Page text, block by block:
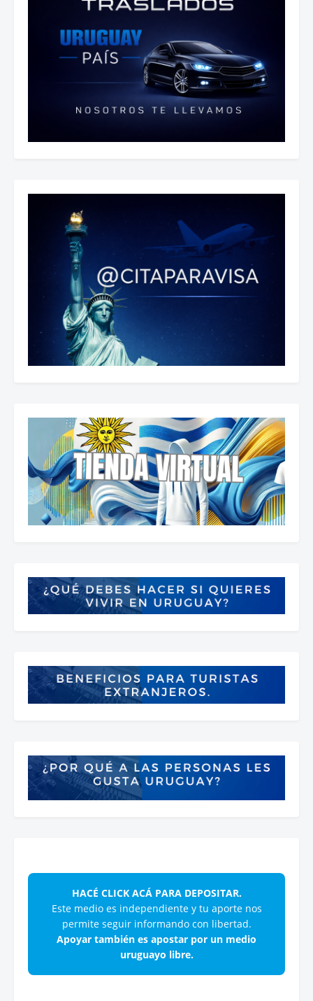
HACÉ CLICK ACÁ PARA DEPOSITAR.
Este medio es independiente y tu aporte nos
permite seguir informando con libertad.
Apoyar también es apostar por un medio
uruguayo libre.